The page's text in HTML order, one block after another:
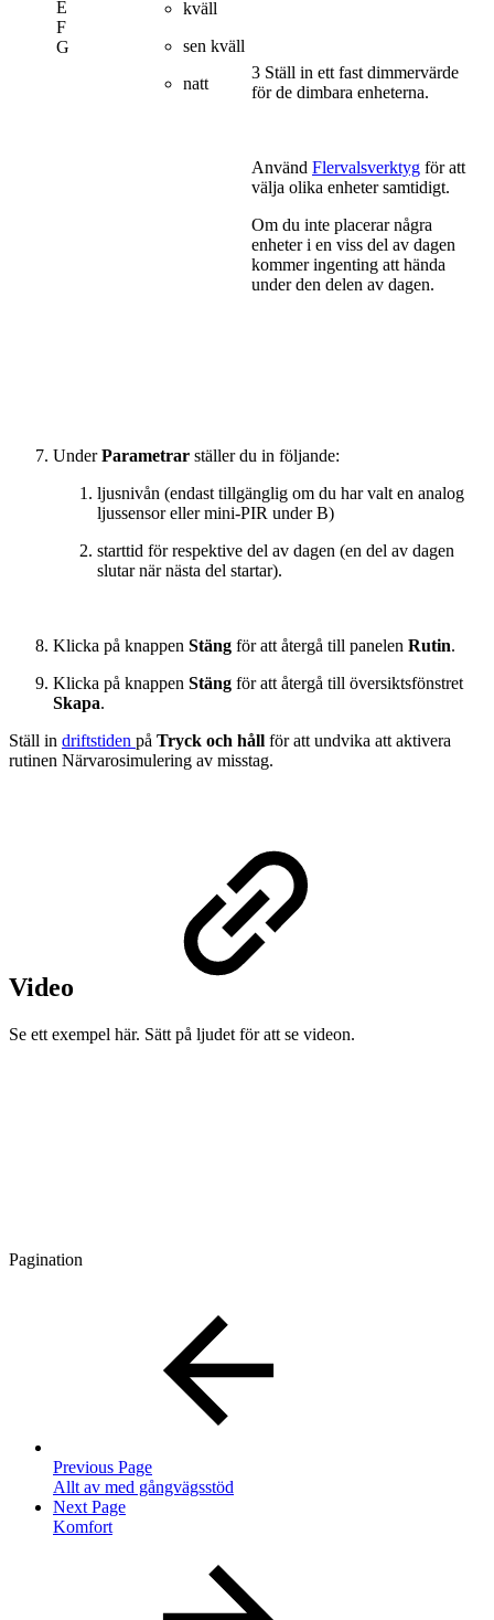
E
F
G
kväll
sen kväll
natt
3 Ställ in ett fast dimmervärde
för de dimbara enheterna.
Använd Flervalsverktyg för att
välja olika enheter samtidigt.
Om du inte placerar några
enheter i en viss del av dagen
kommer ingenting att hända
under den delen av dagen.
UnderParametrar ställer du in följande:
ljusnivån (endast tillgänglig om du har valt en analog
ljussensor eller mini-PIR under B)
starttid för respektive del av dagen (en del av dagen
slutar när nästa del startar).
Klicka på knappen Stäng för att återgå till panelen Rutin.
Klicka på knappen Stäng för att återgå till översiktsfönstret
Skapa.
Ställ in driftstiden på Tryck och håll för att undvika att aktivera
rutinen Närvarosimulering av misstag.
Video
Se ett exempel här. Sätt på ljudet för att se videon.
Pagination
Previous Page
Allt av med gångvägsstöd
Next Page
Komfort